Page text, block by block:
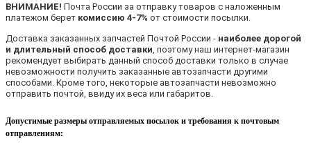
ВНИМАНИЕ! Почта России за отправку товаров с наложенным
платежом берет комиссию 4-7% от стоимости посылки.
Доставка заказанных запчастей Почтой России - наиболее дорогой
и длительный способ доставки, поэтому наш интернет-магазин
рекомендует выбирать данный способ доставки только в случае
невозможности получить заказанные автозапчасти другими
способами. Кроме того, некоторые автозапчасти невозможно
отправить почтой, ввиду их веса или габаритов.
Допустимые размеры отправляемых посылок и требования к почтовым
отправлениям: